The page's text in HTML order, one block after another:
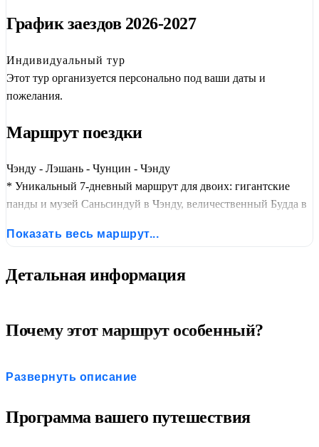
График заездов 2026-2027
Индивидуальный тур
Этот тур организуется персонально под ваши даты и
пожелания.
Маршрут поездки
Чэнду - Лэшань - Чунцин - Чэнду
* Уникальный 7-дневный маршрут для двоих: гигантские
панды и музей Саньсиндуй в Чэнду, величественный Будда в
Чунцин с его ночными огнями. Комфортные скоростные
погружение в культуру Сычуани и динамику мегаполиса.
Показать весь маршрут...
Детальная информация
Почему этот маршрут особенный?
статуя Будды в Лэшане и наскальные рельефы Дацзу.
бамбуковых лесов Чэнду до головокружительных
Развернуть описание
Программа вашего путешествия